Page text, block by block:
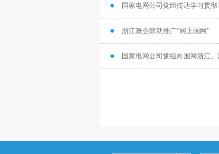
浙江政企联动推广“网上国网”
国家电网公司党组向国网浙江